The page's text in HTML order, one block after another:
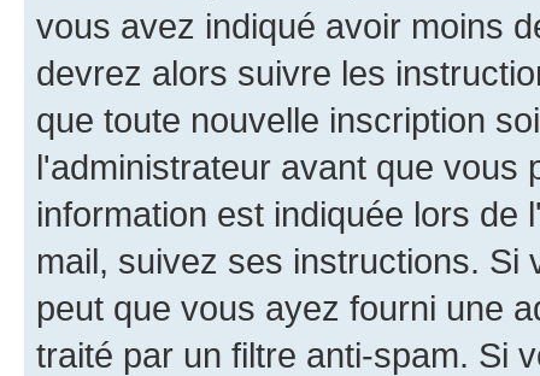
vous avez indiqué avoir moins
devrez alors suivre les
que toute nouvelle inscription
l'administrateur avant que vous
information est indiquée lors
mail, suivez ses instructions.
peut que vous ayez fourni une
traité par un filtre anti-spam. Si